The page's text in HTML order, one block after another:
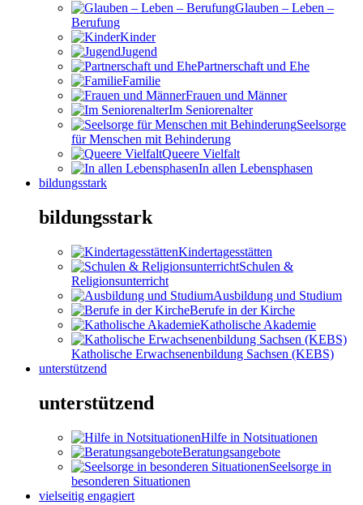
Glauben – Leben –
Berufung
Kinder
Jugend
Partnerschaft und Ehe
Familie
Frauen und Männer
Im Seniorenalter
Seelsorge
für Menschen mit Behinderung
Queere Vielfalt
In allen Lebensphasen
bildungsstark
bildungsstark
Kindertagesstätten
Schulen &
Religionsunterricht
Ausbildung und Studium
Berufe in der Kirche
Katholische Akademie
Katholische Erwachsenenbildung Sachsen (KEBS)
unterstützend
unterstützend
Hilfe in Notsituationen
Beratungsangebote
Seelsorge in
besonderen Situationen
vielseitig engagiert